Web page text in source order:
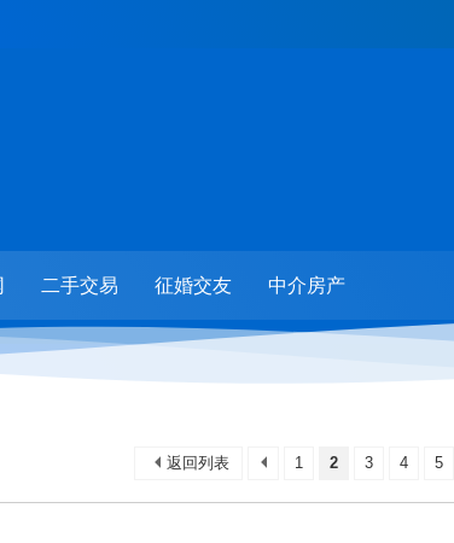
二手交易 征婚交友 中介房产
1 2 3 4 5
返回列表